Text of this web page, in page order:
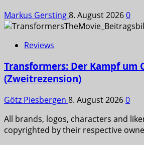
Markus Gersting8. August 20260
Reviews
Transformers: Der Kampf um
(Zweitrezension)
Götz Piesbergen 8. August 20260
All brands, logos, characters and
copyrighted by their respective